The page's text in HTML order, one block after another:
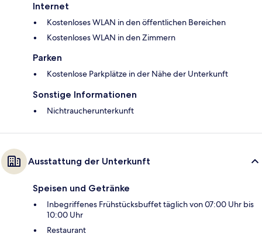
Internet
Kostenloses WLAN in den öffentlichen Bereichen
Kostenloses WLAN in den Zimmern
Parken
Kostenlose Parkplätze in der Nähe der Unterkunft
Sonstige Informationen
Nichtraucherunterkunft
Ausstattung der Unterkunft
Speisen und Getränke
Inbegriffenes Frühstücksbuffet täglich von 07:00 Uhr bis
10:00 Uhr
Restaurant